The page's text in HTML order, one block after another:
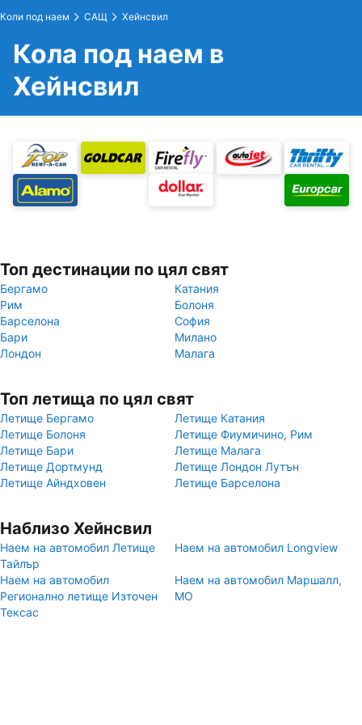
Коли под наем САЩ Хейнсвил
Кола под наем в
Хейнсвил
Топ дестинации по цял свят
Бергамо
Катания
Рим
Болоня
Барселона
София
Бари
Милано
Лондон
Малага
Топ летища по цял свят
Летище Бергамо
Летище Катания
Летище Болоня
Летище Фиумичино, Рим
Летище Бари
Летище Малага
Летище Дортмунд
Летище Лондон Лутън
Летище Айндховен
Летище Барселона
Наблизо Хейнсвил
Наем на автомобил Летище
Тайлър
Наем на автомобил Longview
Наем на автомобил
Регионално летище Източен
Тексас
Наем на автомобил Маршалл,
MO